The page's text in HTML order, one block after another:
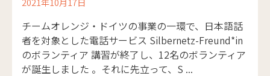
チームオレンジ・ドイツの事業の一環で、日本語話
者を対象とした電話サービス Silbernetz-Freund*in
のボランティア 講習が終了し、12名のボランティア
が誕生しました 。それに先立って、S ...